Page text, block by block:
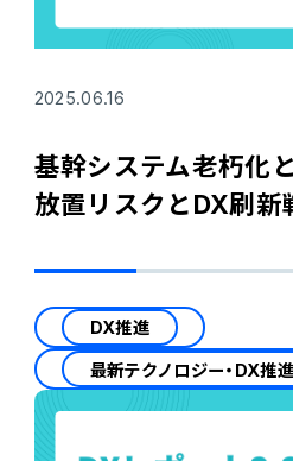
2025.06.16
基幹システム老朽化
放置リスクとDX刷新
DX推進
最新テクノロジー・DX推進